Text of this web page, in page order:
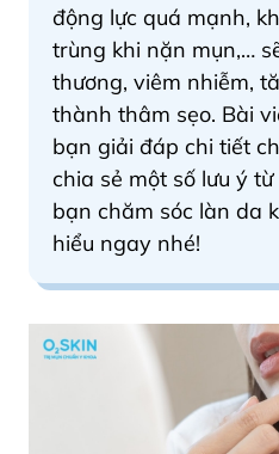
động lực quá mạnh,
trùng khi nặn mụn,…
thương, viêm nhiễm,
thành thâm sẹo. Bài
bạn giải đáp chi tiết
chia sẻ một số lưu ý
bạn chăm sóc làn da
hiểu ngay nhé!